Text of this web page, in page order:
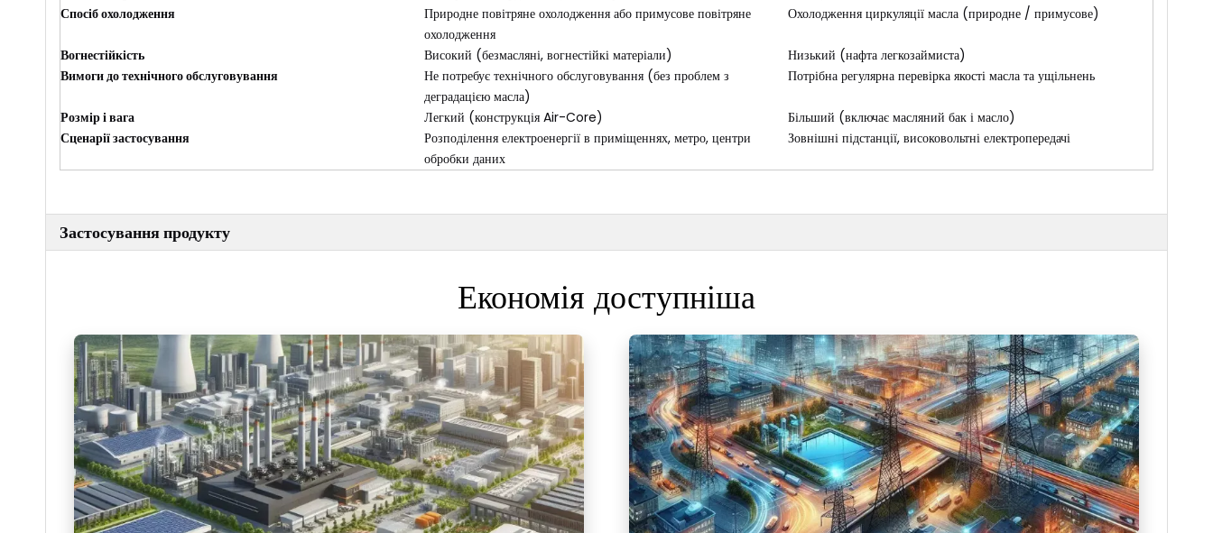
Спосіб охолодження
Природне повітряне охолодження або примусове повітряне
охолодження
Охолодження циркуляції масла (природне / примусове)
Вогнестійкість Високий (безмасляні, вогнестійкі матеріали)
Низький (нафта легкозаймиста)
Вимоги до технічного обслуговування
Не потребує технічного обслуговування (без проблем з
деградацією масла)
Потрібна регулярна перевірка якості масла та ущільнень
Розмір і вага Легкий (конструкція Air-Core)
Більший (включає масляний бак і масло)
Сценарії застосування
Розподілення електроенергії в приміщеннях, метро, ​​центри
обробки даних
Зовнішні підстанції, високовольтні електропередачі
Застосування продукту
Економія доступніша